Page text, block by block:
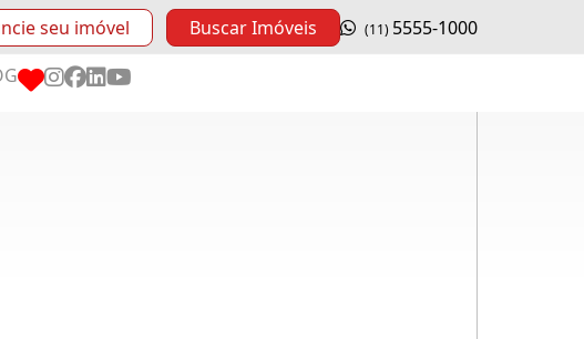
seu imóvel Buscar Imóveis (11) 5555-1000